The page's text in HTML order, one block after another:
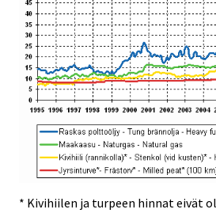
* Kivihiilen ja turpeen hinnat eivät